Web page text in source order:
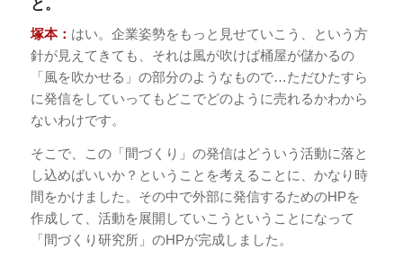
と。
塚本： はい。企業姿勢をもっと見せていこう、という方
針が見えてきても、それは風が吹けば桶屋が儲かるの
「風を吹かせる」の部分のようなもので…ただひたすら
に発信をしていってもどこでどのように売れるかわから
ないわけです。
そこで、この「間づくり」の発信はどういう活動に落と
し込めばいいか？ということを考えることに、かなり時
間をかけました。その中で外部に発信するためのHPを
作成して、活動を展開していこうということになって
「間づくり研究所」のHPが完成しました。